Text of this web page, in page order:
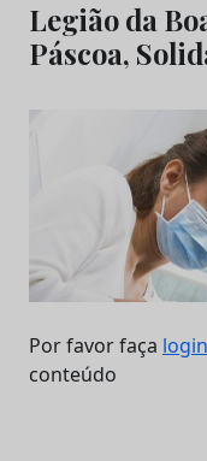
Legião da
Páscoa,
Por favor faça login
conteúdo